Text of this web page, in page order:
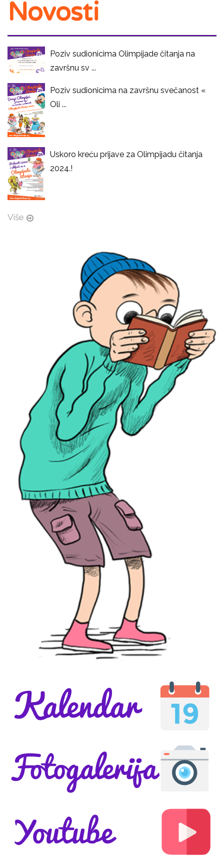
Novosti
Poziv sudionicima Olimpijade čitanja na
završnu sv ...
Poziv sudionicima na završnu svečanost «
Oli ...
Uskoro kreću prijave za Olimpijadu čitanja
2024.!
Više